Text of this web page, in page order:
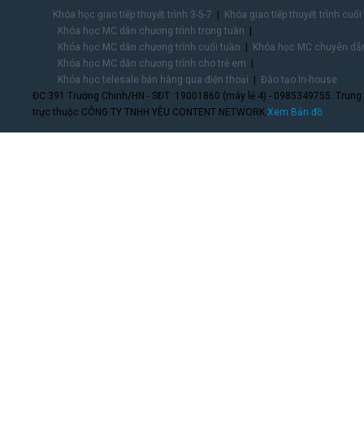
Khóa học giao tiếp thuyết trình 3-5-7
Khóa giao tiếp thuyết trình
Khóa học MC dẫn chương trình trong tuần
Khóa học MC dẫn chương trình cuối tuần
Khóa học MC chuyên
Khóa học MC dẫn chương trình cho trẻ em
Khóa học telesale bán hàng qua điện thoại
Đào tạo In-house
ĐC:391 Trường Chinh/HN - SĐT: 19001860 (máy lẻ 4) - 0985349755.
trực thuộc CÔNG TY TNHH YÊU CONTENT NETWORK.Xem Bản đồ